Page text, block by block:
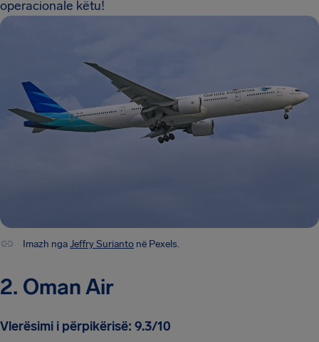
operacionale këtu!
Imazh ngaJeffry Surianto në Pexels.
2. Oman Air
Vlerësimi i përpikërisë: 9.3/10